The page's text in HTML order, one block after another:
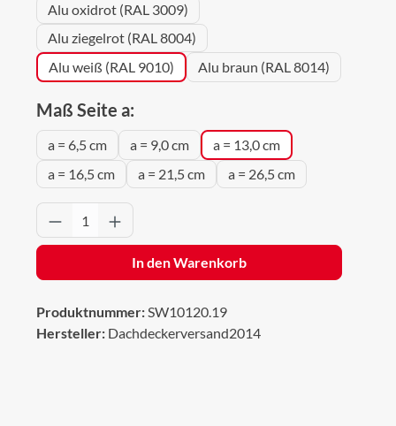
Alu oxidrot (RAL 3009)
Alu ziegelrot (RAL 8004)
Alu weiß (RAL 9010)
Alu braun (RAL 8014)
Maß Seite a:
a = 6,5 cm a = 9,0 cm
a = 13,0 cm
a = 16,5 cm
a = 21,5 cm a = 26,5 cm
Produkt Anzahl: Gib den gewünschten
In den Warenkorb
Produktnummer:SW10120.19
Hersteller: Dachdeckerversand2014